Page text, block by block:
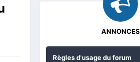
ANNONCES
Règles d'usage du forum